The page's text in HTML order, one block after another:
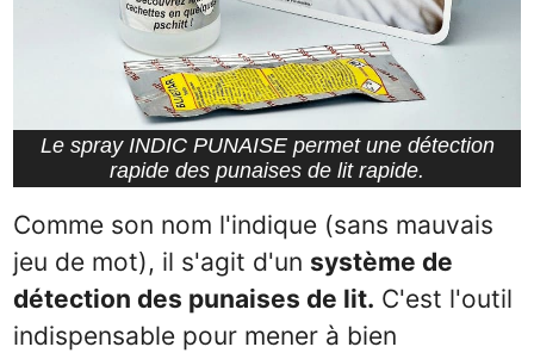
Le spray INDIC PUNAISE permet une détection
rapide des punaises de lit rapide.
Comme son nom l'indique (sans mauvais
jeu de mot), il s'agit d'un système de
détection des punaises de lit. C'est l'outil
indispensable pour mener à bien